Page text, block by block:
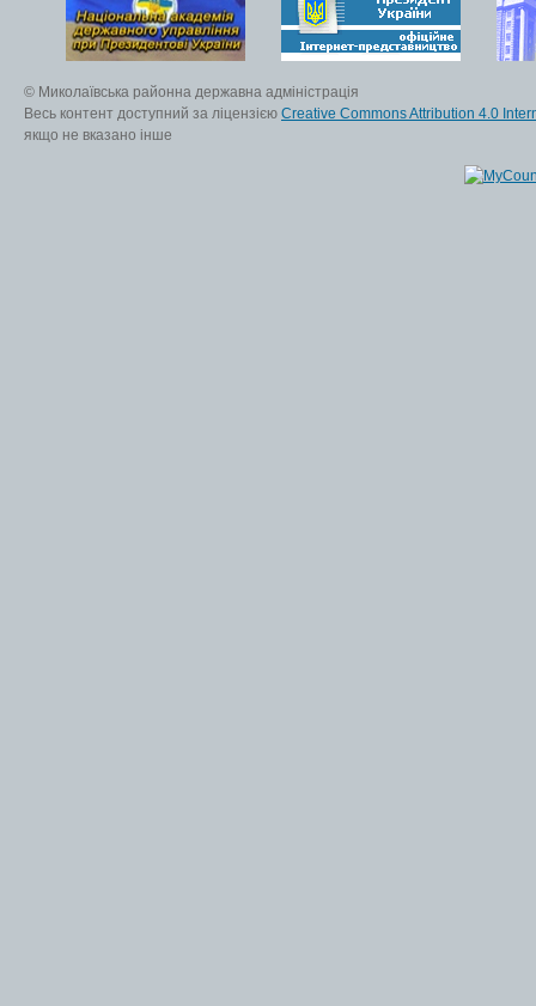
© Миколаївська районна державна адміністрація
Весь контент доступний за ліцензією Creative Commons Attribution 4.0
якщо не вказано інше